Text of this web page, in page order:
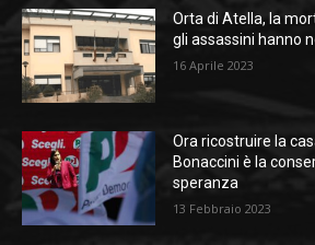
Orta di Atella, la
gli assassini hanno
16 Aprile 2023
Ora ricostruire la
Bonaccini è la
speranza
13 Febbraio 2023